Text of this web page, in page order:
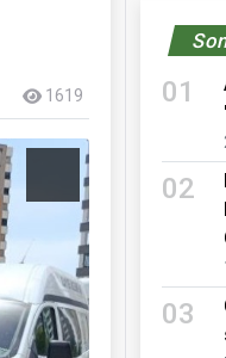
1619 01
02
03